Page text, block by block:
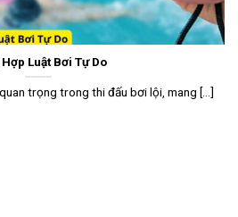
Luật Bơi Tự Do
trọng trong thi đấu bơi lội, mang [...]